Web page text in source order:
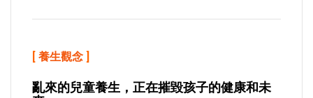
[ 養生觀念 ]
亂來的兒童養生，正在摧毀孩子的健康和未